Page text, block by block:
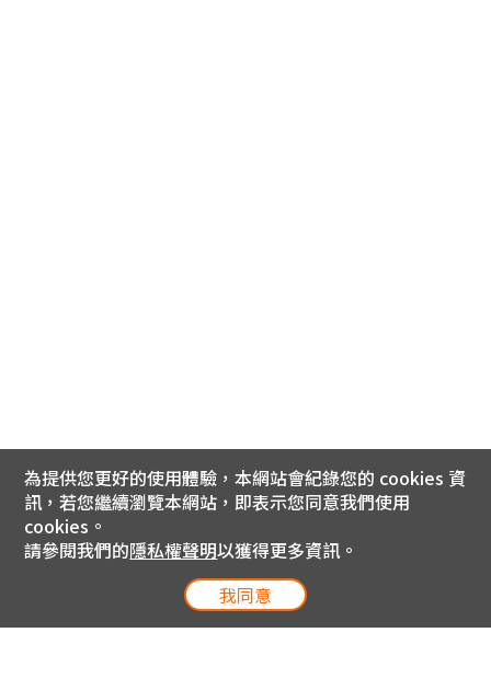
為提供您更好的使用體驗，本網站會紀錄您的 cookies 資
訊，若您繼續瀏覽本網站，即表示您同意我們使用
cookies。
請參閱我們的隱私權聲明以獲得更多資訊。
我同意